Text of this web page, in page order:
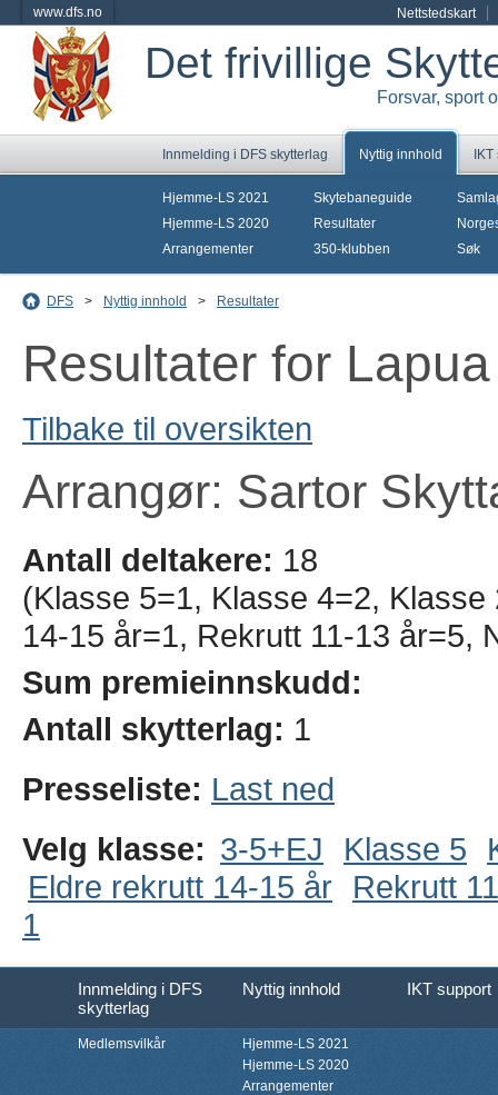
www.dfs.no Nettstedskart
Det frivillige
Forsvar, sport
Innmelding i DFS skytterlag Nyttig innhold
Hjemme-LS 2021
Hjemme-LS 2020
Arrangementer
Skytebaneguide
Resultater
350-klubben
Søk
DFS > Nyttig innhold > Resultater
Resultater for
Tilbake til oversikten
Arrangør: Sartor
Antall deltakere: 18
(Klasse 5=1, Klasse 4=2,
14-15 år=1, Rekrutt 11-13 år=5,
Sum premieinnskudd:
Antall skytterlag: 1
Presseliste: Last ned
Velg klasse: 3-5+EJ Klasse 5
Eldre rekrutt 14-15 år
Rekrutt
1
Innmelding i DFS
skytterlag
Nyttig innhold IKT support
Medlemsvilkår
Hjemme-LS 2021
Hjemme-LS 2020
Arrangementer